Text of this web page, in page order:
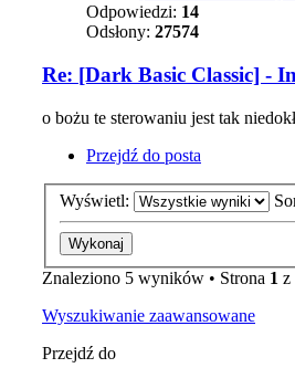
Odpowiedzi: 14
Odsłony: 27574
Re: [Dark Basic Classic] -
o bożu te sterowaniu jest tak
Przejdź do posta
Wyświetl:
Znaleziono 5 wyników • Strona 1 z
Wyszukiwanie zaawansowane
Przejdź do